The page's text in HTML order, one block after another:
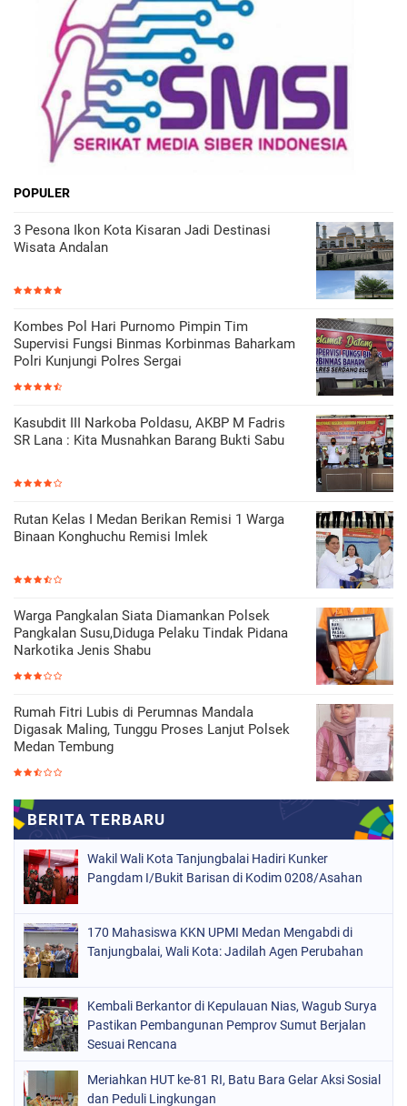
POPULER
3 Pesona Ikon Kota Kisaran Jadi Destinasi
Wisata Andalan
Kombes Pol Hari Purnomo Pimpin Tim
Supervisi Fungsi Binmas Korbinmas Baharkam
Polri Kunjungi Polres Sergai
Kasubdit III Narkoba Poldasu, AKBP M Fadris
SR Lana : Kita Musnahkan Barang Bukti Sabu
Rutan Kelas I Medan Berikan Remisi 1 Warga
Binaan Konghuchu Remisi Imlek
Warga Pangkalan Siata Diamankan Polsek
Pangkalan Susu,Diduga Pelaku Tindak Pidana
Narkotika Jenis Shabu
Rumah Fitri Lubis di Perumnas Mandala
Digasak Maling, Tunggu Proses Lanjut Polsek
Medan Tembung
Wakil Wali Kota Tanjungbalai Hadiri Kunker
Pangdam I/Bukit Barisan di Kodim 0208/Asahan
170 Mahasiswa KKN UPMI Medan Mengabdi di
Tanjungbalai, Wali Kota: Jadilah Agen Perubahan
Kembali Berkantor di Kepulauan Nias, Wagub Surya
Pastikan Pembangunan Pemprov Sumut Berjalan
Sesuai Rencana
Meriahkan HUT ke-81 RI, Batu Bara Gelar Aksi Sosial
dan Peduli Lingkungan